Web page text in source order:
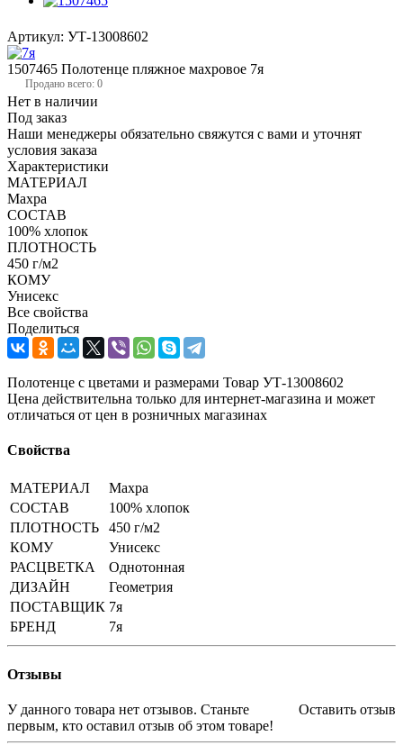
Артикул: УТ-13008602
1507465 Полотенце пляжное махровое 7я
Продано всего: 0
Нет в наличии
Под заказ
Наши менеджеры обязательно свяжутся с вами и уточнят
условия заказа
Характеристики
МАТЕРИАЛ
Махра
СОСТАВ
100% хлопок
ПЛОТНОСТЬ
450 г/м2
КОМУ
Унисекс
Все свойства
Поделиться
Полотенце с цветами и размерами Товар УТ-13008602
Цена действительна только для интернет-магазина и может
отличаться от цен в розничных магазинах
Свойства
МАТЕРИАЛ
Махра
СОСТАВ
100% хлопок
ПЛОТНОСТЬ
450 г/м2
КОМУ
Унисекс
РАСЦВЕТКА
Однотонная
ДИЗАЙН
Геометрия
ПОСТАВЩИК 7я
БРЕНД
7я
Отзывы
Оставить отзыв
У данного товара нет отзывов. Станьте
первым, кто оставил отзыв об этом товаре!